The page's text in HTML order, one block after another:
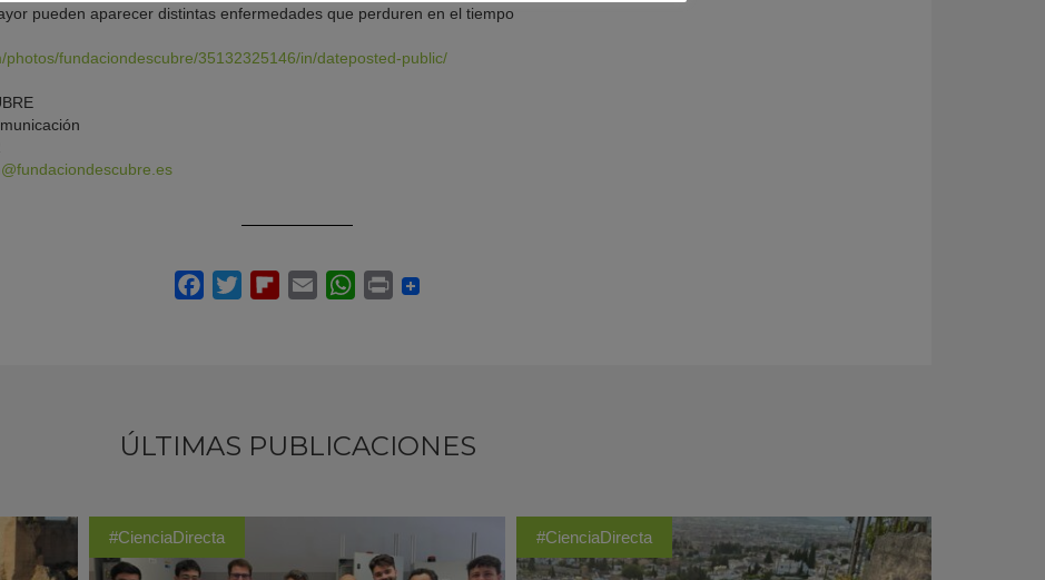
pueden aparecer distintas enfermedades que perduren en el tiempo
photos/fundaciondescubre/35132325146/in/dateposted-public/
ÚLTIMAS PUBLICACIONES
#CienciaDirecta #CienciaDirecta